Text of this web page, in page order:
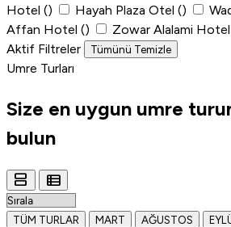
Hotel () Hayah Plaza Otel ()
Affan Hotel () Zowar Alalami
Aktif Filtreler
Tümünü Temizle
Umre Turları
Size en uygun umre
bulun
view_agenda view_list
TÜM TURLAR MART AĞUSTOS